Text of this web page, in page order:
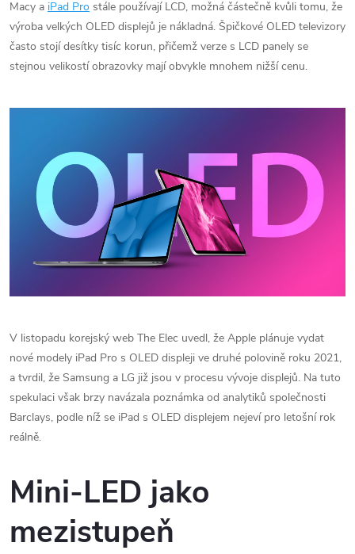
Macy a iPad Pro stále používají LCD, možná částečně kvůli tomu, že
výroba velkých OLED displejů je nákladná. Špičkové OLED televizory
často stojí desítky tisíc korun, přičemž verze s LCD panely se
stejnou velikostí obrazovky mají obvykle mnohem nižší cenu.
V listopadu korejský web The Elec uvedl, že Apple plánuje vydat
nové modely iPad Pro s OLED displeji ve druhé polovině roku 2021,
a tvrdil, že Samsung a LG již jsou v procesu vývoje displejů. Na tuto
spekulaci však brzy navázala poznámka od analytiků společnosti
Barclays, podle níž se iPad s OLED displejem nejeví pro letošní rok
reálně.
Mini-LED jako
mezistupeň